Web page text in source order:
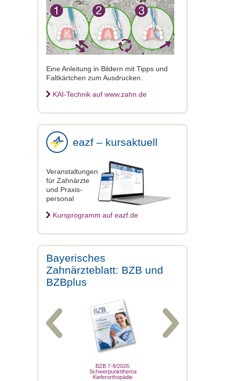
Eine Anleitung in Bildern mit Tipps und
Faltkärtchen zum Ausdrucken.
KAI-Technik auf www.zahn.de
eazf – kursaktuell
Veranstaltungen
für Zahnärzte
und Praxis-
personal
Kursprogramm auf eazf.de
Bayerisches
Zahnärzteblatt: BZB und
BZBplus
BZB 7-8/2026:
Schwerpunktthema
Kieferorthopädie